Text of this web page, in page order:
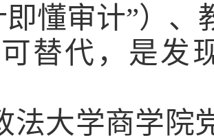
即懂审计”）
替代，是发
法大学商学院